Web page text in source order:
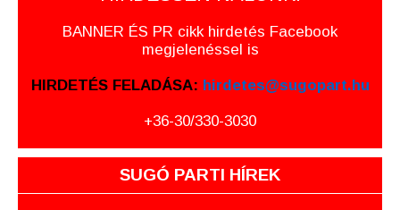
BANNER ÉS PR cikk hirdetés Facebook
megjelenéssel is
HIRDETÉS FELADÁSA: hirdetes@sugopart.hu
+36-30/330-3030
SUGÓ PARTI HÍREK